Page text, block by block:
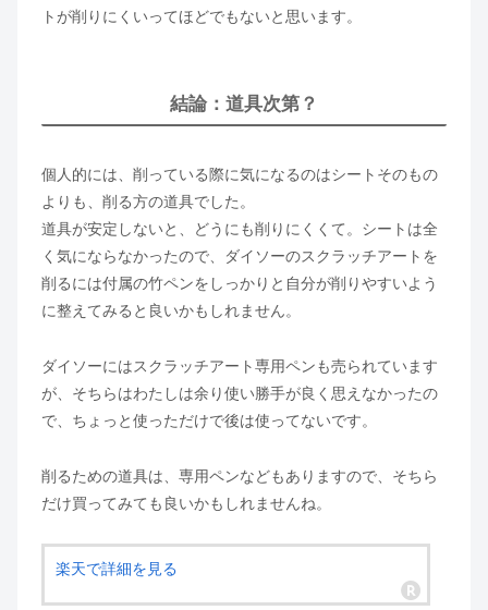
トが削りにくいってほどでもないと思います。
結論：道具次第？
個人的には、削っている際に気になるのはシートそのもの
よりも、削る方の道具でした。
道具が安定しないと、どうにも削りにくくて。シートは全
く気にならなかったので、ダイソーのスクラッチアートを
削るには付属の竹ペンをしっかりと自分が削りやすいよう
に整えてみると良いかもしれません。
ダイソーにはスクラッチアート専用ペンも売られています
が、そちらはわたしは余り使い勝手が良く思えなかったの
で、ちょっと使っただけで後は使ってないです。
削るための道具は、専用ペンなどもありますので、そちら
だけ買ってみても良いかもしれませんね。
楽天で詳細を見る